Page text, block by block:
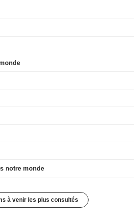
notre monde
à venir les plus consultés